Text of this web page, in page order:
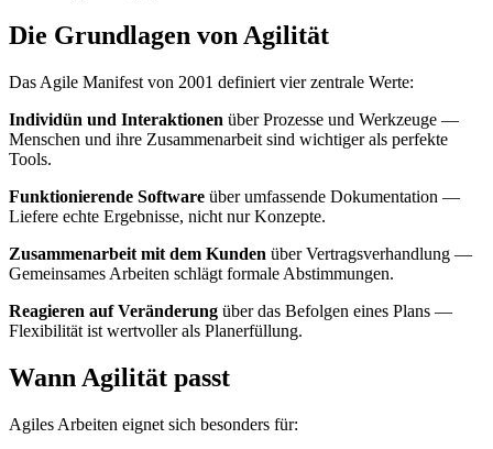
Die Grundlagen von Agilität
Das Agile Manifest von 2001 definiert vier zentrale Werte:
Individün und Interaktionen über Prozesse und Werkzeuge —
Menschen und ihre Zusammenarbeit sind wichtiger als perfekte
Tools.
Funktionierende Software über umfassende Dokumentation —
Liefere echte Ergebnisse, nicht nur Konzepte.
Zusammenarbeit mit dem Kunden über Vertragsverhandlung —
Gemeinsames Arbeiten schlägt formale Abstimmungen.
Reagieren auf Veränderung über das Befolgen eines Plans —
Flexibilität ist wertvoller als Planerfüllung.
Wann Agilität passt
Agiles Arbeiten eignet sich besonders für: